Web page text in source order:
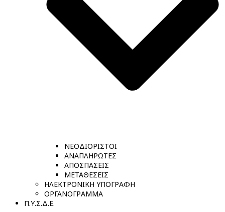
ΝΕΟΔΙΟΡΙΣΤΟΙ
ΑΝΑΠΛΗΡΩΤΕΣ
ΑΠΟΣΠΑΣΕΙΣ
ΜΕΤΑΘΕΣΕΙΣ
ΗΛΕΚΤΡΟΝΙΚΗ ΥΠΟΓΡΑΦΗ
ΟΡΓΑΝΟΓΡΑΜΜΑ
Π.Υ.Σ.Δ.Ε.